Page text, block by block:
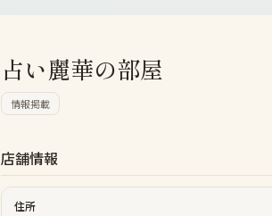
占い麗華の部屋
情報掲載
店舗情報
住所